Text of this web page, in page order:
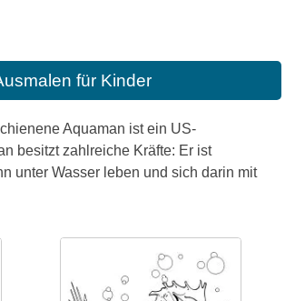
für Kinder
Aquaman ist ein US-
besitzt zahlreiche Kräfte: Er ist
unter Wasser leben und sich darin mit